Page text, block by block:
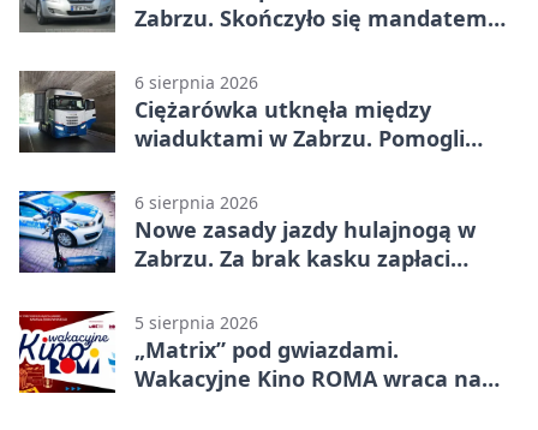
Zabrzu. Skończyło się mandatem
6 sierpnia 2026
Ciężarówka utknęła między
wiaduktami w Zabrzu. Pomogli
6 sierpnia 2026
Nowe zasady jazdy hulajnogą w
Zabrzu. Za brak kasku zapłaci
5 sierpnia 2026
„Matrix” pod gwiazdami.
Wakacyjne Kino ROMA wraca na